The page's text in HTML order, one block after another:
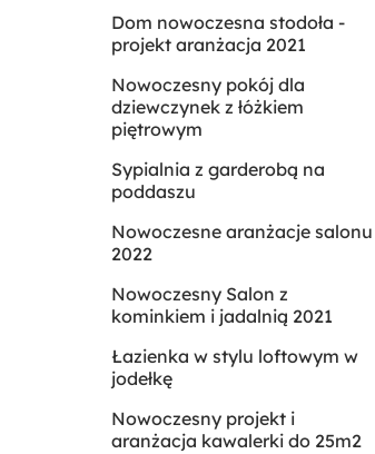
Dom nowoczesna stodoła -
projekt aranżacja 2021
Nowoczesny pokój dla
dziewczynek z łóżkiem
piętrowym
Sypialnia z garderobą na
poddaszu
Nowoczesne aranżacje salonu
2022
Nowoczesny Salon z
kominkiem i jadalnią 2021
Łazienka w stylu loftowym w
jodełkę
Nowoczesny projekt i
aranżacja kawalerki do 25m2